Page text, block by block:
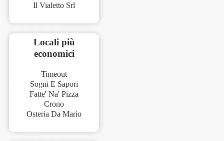
Il Vialetto Srl
Locali più
economici
Timeout
Sogni E Sapori
Fatte' Na' Pizza
Crono
Osteria Da Mario